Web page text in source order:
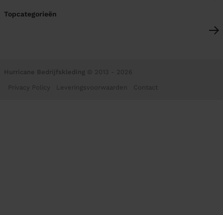
Topcategorieën
Hurricane Bedrijfskleding © 2013 - 2026
Privacy Policy Leveringsvoorwaarden Contact